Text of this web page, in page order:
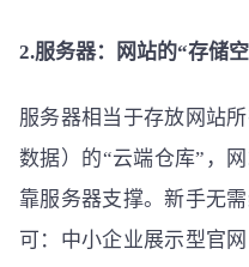
2.服务器：网站的“存储
服务器相当于存放网站
数据）的“云端仓库”，
靠服务器支撑。新手无
可：中小企业展示型官